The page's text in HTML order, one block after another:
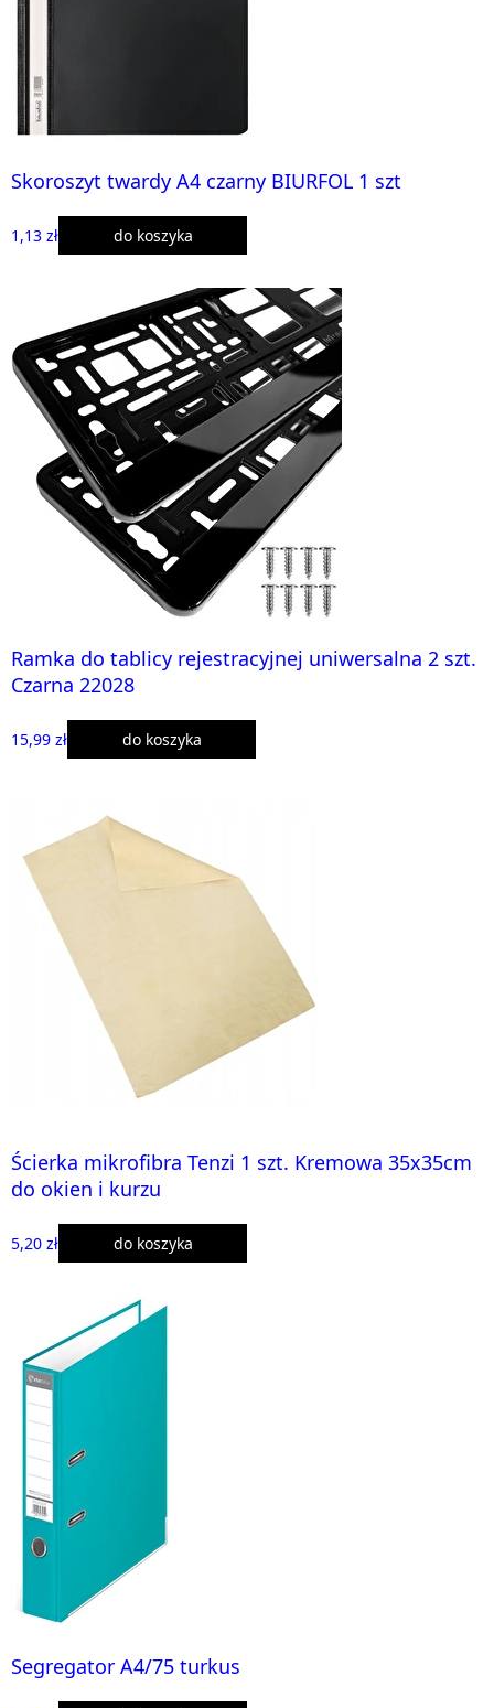
Skoroszyt twardy A4 czarny BIURFOL 1 szt
1,13 zł do koszyka
Ramka do tablicy rejestracyjnej uniwersalna 2 szt.
Czarna 22028
15,99 zł do koszyka
Ścierka mikrofibra Tenzi 1 szt. Kremowa 35x35cm
do okien i kurzu
5,20 zł do koszyka
Segregator A4/75 turkus